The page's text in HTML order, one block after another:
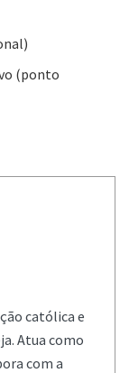
(ponto
católica e
Atua como
com a